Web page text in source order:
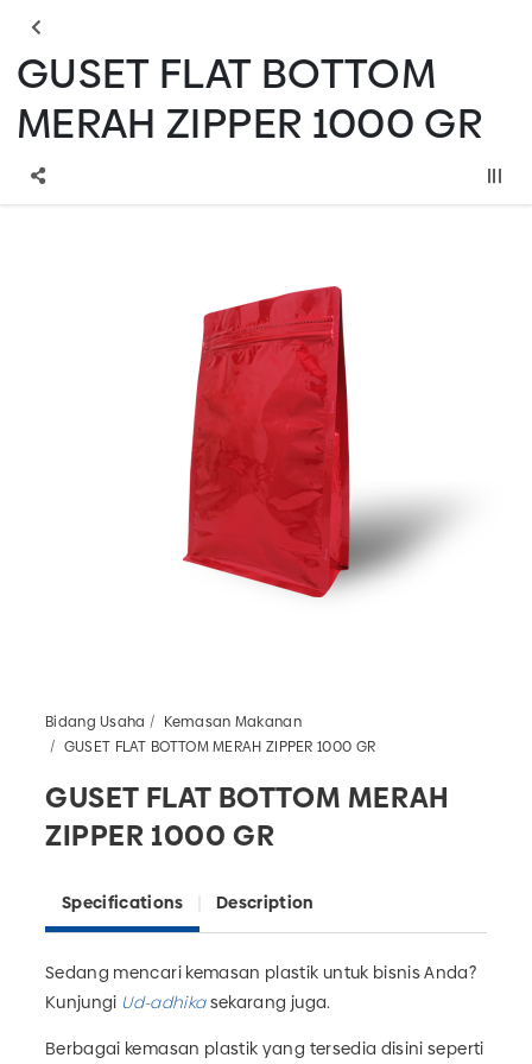
GUSET FLAT BOTTOM
MERAH ZIPPER 1000 GR
Bidang Usaha
Kemasan Makanan
GUSET FLAT BOTTOM MERAH ZIPPER 1000 GR
GUSET FLAT BOTTOM MERAH
ZIPPER 1000 GR
Specifications Description
Sedang mencari kemasan plastik untuk bisnis Anda?
Kunjungi Ud-adhikasekarang juga.
Berbagai kemasan plastik yang tersedia disini seperti